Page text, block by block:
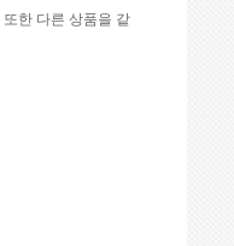
또한 다른 상품을 같